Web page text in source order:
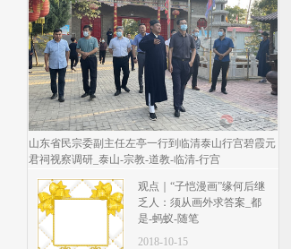
山东省民宗委副主任左亭一行到临清泰山行宫碧霞元
君祠视察调研_泰山-宗教-道教-临清-行宫
观点｜“子恺漫画”缘何后继
乏人：须从画外求答案_都
是-蚂蚁-随笔
2018-10-15